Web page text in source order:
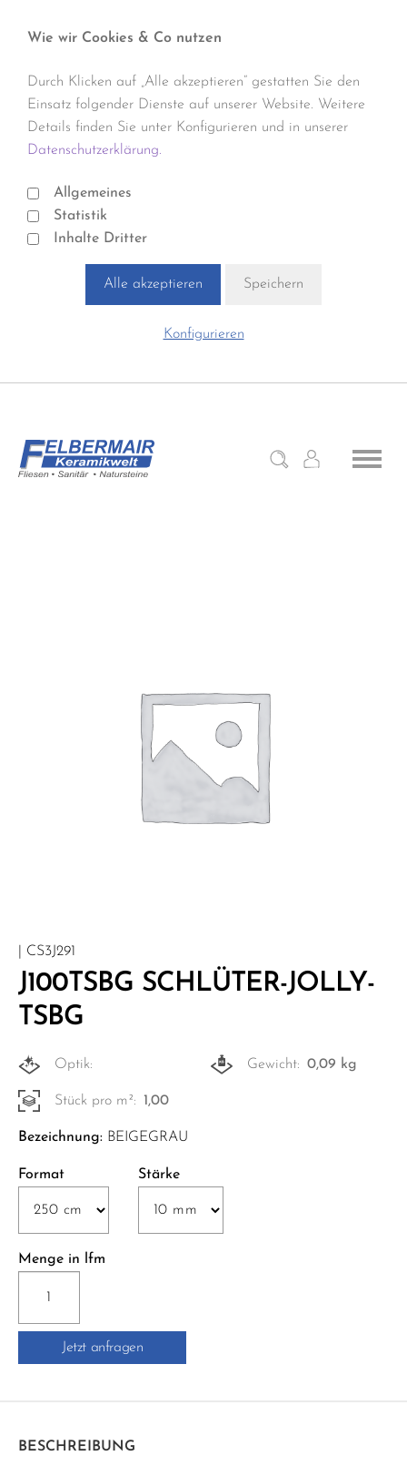
Wie wir Cookies & Co nutzen
Durch Klicken auf „Alle akzeptieren“ gestatten Sie den
Einsatz folgender Dienste auf unserer Website. Weitere
Details finden Sie unter Konfigurieren und in unserer
Datenschutzerklärung.
Allgemeines
Statistik
Inhalte Dritter
Alle akzeptieren Speichern
Konfigurieren
| CS3J291
J100TSBG SCHLÜTER-JOLLY-
TSBG
Optik: Gewicht: 0,09 kg
Stück pro m²: 1,00
Bezeichnung: BEIGEGRAU
Format Stärke
Menge in lfm
SCHLÜTER-
JOLLY-
Jetzt anfragen
BESCHREIBUNG